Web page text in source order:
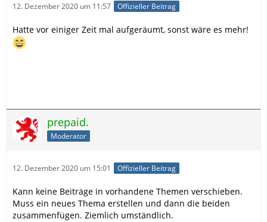
12. Dezember 2020 um 11:57 Offizieller Beitrag
Hatte vor einiger Zeit mal aufgeräumt, sonst wäre es mehr!
prepaid.
Moderator
12. Dezember 2020 um 15:01 Offizieller Beitrag
Kann keine Beiträge in vorhandene Themen verschieben.
Muss ein neues Thema erstellen und dann die beiden
zusammenfügen. Ziemlich umständlich.